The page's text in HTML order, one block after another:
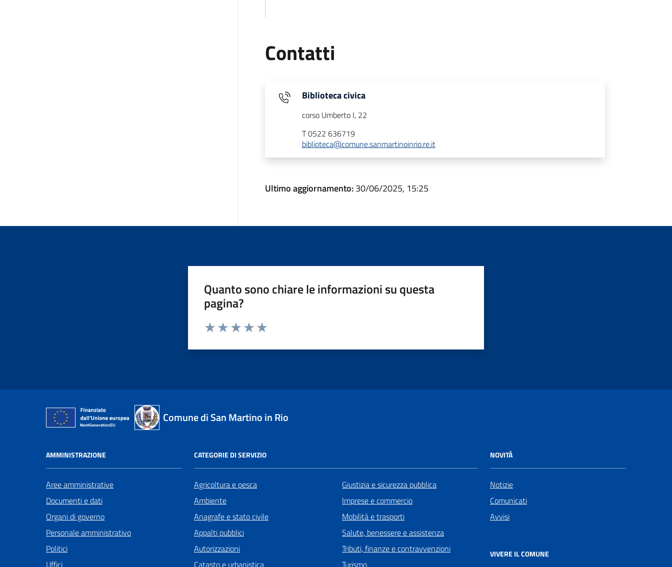
Contatti
Biblioteca civica
corso Umberto I, 22
T 0522 636719
biblioteca@comune.sanmartinoinrio.re.it
Ultimo aggiornamento:30/06/2025, 15:25
Quanto sono chiare le informazioni su questa
pagina?
Comune di San Martino in Rio
AMMINISTRAZIONE
Aree amministrative
Documenti e dati
Organi di governo
Personale amministrativo
Politici
Uffici
CATEGORIE DI SERVIZIO
Agricoltura e pesca
Ambiente
Anagrafe e stato civile
Appalti pubblici
Autorizzazioni
Catasto e urbanistica
Giustizia e sicurezza pubblica
Imprese e commercio
Mobilità e trasporti
Salute, benessere e assistenza
Tributi, finanze e contravvenzioni
Turismo
NOVITÀ
Notizie
Comunicati
Avvisi
VIVERE IL COMUNE